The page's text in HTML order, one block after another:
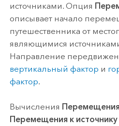
источниками. Опция
описывает начало
путешественника от
являющимися
Направление
вертикальный фактор и
фактор.
Вычисления
Перемещения к источнику